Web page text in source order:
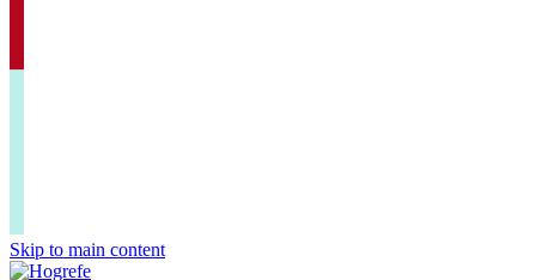
Skip to main content